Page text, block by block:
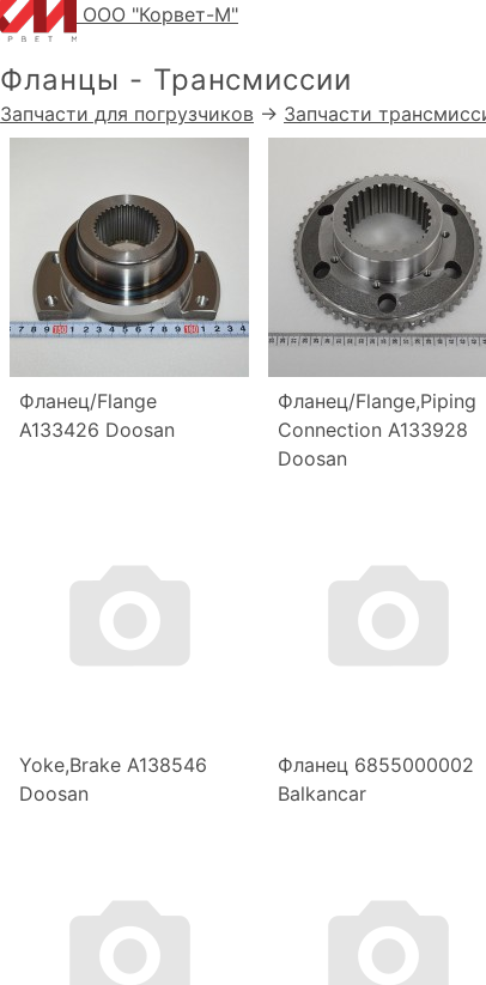
ООО "Корвет-М"
Фланцы - Трансмиссии
Запчасти для погрузчиков → Запчасти
Фланец/Flange
A133426 Doosan
Фланец/Flange,Piping
Connection A133928
Doosan
Yoke,Brake A138546
Doosan
Фланец 6855000002
Balkancar